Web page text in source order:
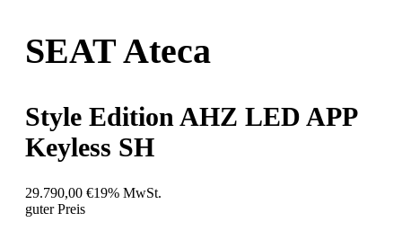
SEATAteca
Style Edition AHZ LED APP
Keyless SH
29.790,00 €19% MwSt.
guter Preis